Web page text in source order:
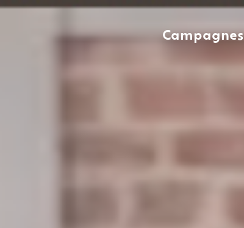
Campagnes